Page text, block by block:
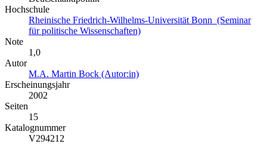
Hochschule
Rheinische Friedrich-Wilhelms-Universität Bonn (Seminar
für politische Wissenschaften)
Note
1,0
Autor
M.A. Martin Bock (Autor:in)
Erscheinungsjahr
2002
Seiten
15
Katalognummer
V294212